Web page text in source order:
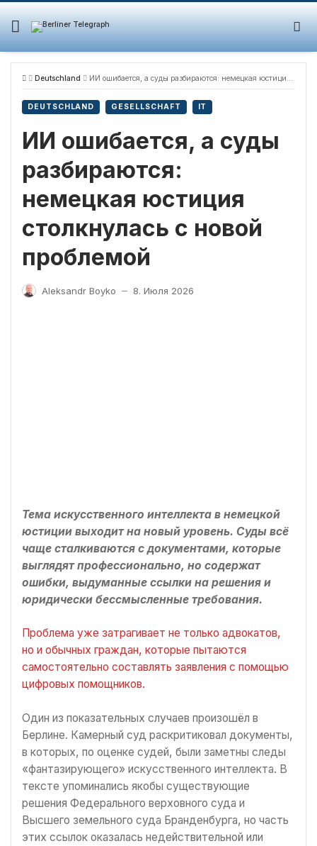
Skip
content
Deutschland ИИ ошибается, а суды разбираются: немецкая юстиция столкнулась с новой проблемой
DEUTSCHLAND GESELLSCHAFT IT
ИИ ошибается, а суды
разбираются:
немецкая юстиция
столкнулась с новой
проблемой
Aleksandr Boyko — 8. Июля 2026
Тема искусственного интеллекта в немецкой
юстиции выходит на новый уровень. Суды всё
чаще сталкиваются с документами, которые
выглядят профессионально, но содержат
ошибки, выдуманные ссылки на решения и
юридически бессмысленные требования.
Проблема уже затрагивает не только адвокатов,
но и обычных граждан, которые пытаются
самостоятельно составлять заявления с помощью
цифровых помощников.
Один из показательных случаев произошёл в
Берлине. Камерный суд раскритиковал документы,
в которых, по оценке судей, были заметны следы
«фантазирующего» искусственного интеллекта. В
тексте упоминались якобы существующие
решения Федерального верховного суда и
Высшего земельного суда Бранденбурга, но часть
этих ссылок оказалась недействительной или